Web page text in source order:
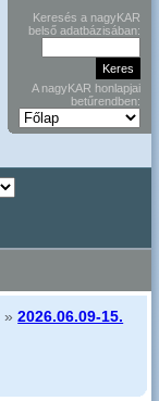
Keresés a nagyKAR
belső adatbázisában:
A nagyKAR honlapjai
betűrendben:
»2026.06.09-15.